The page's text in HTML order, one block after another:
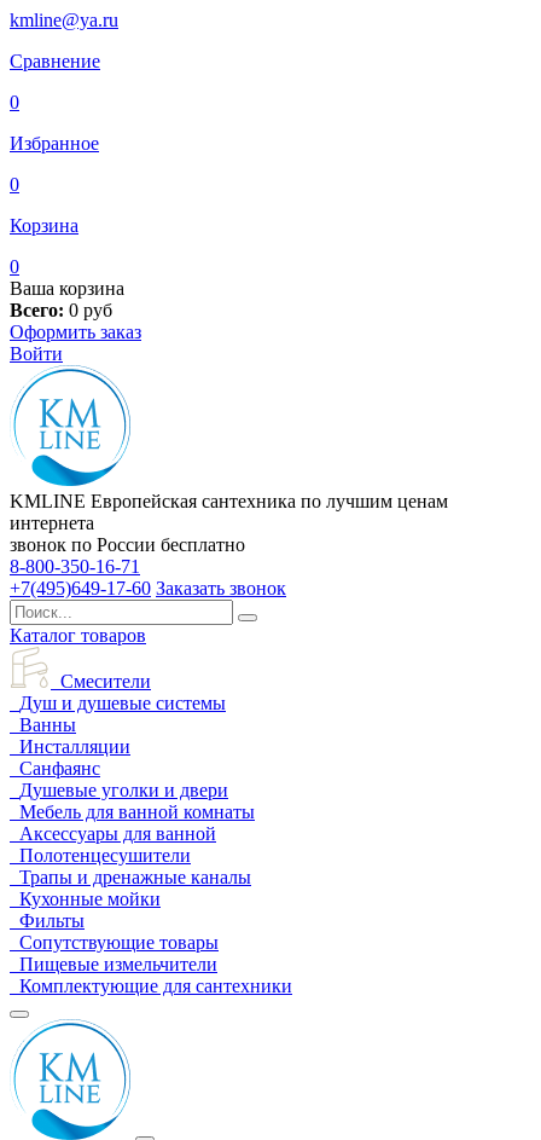
kmline@ya.ru
Сравнение
0
Избранное
0
Корзина
0
Ваша корзина
Всего: 0 руб
Оформить заказ
Войти
KMLINE Европейская сантехника по лучшим ценам
интернета
звонок по России бесплатно
8-800-350-16-71
+7(495)649-17-60 Заказать звонок
Каталог товаров
Смесители
Душ и душевые системы
Ванны
Инсталляции
Санфаянс
Душевые уголки и двери
Мебель для ванной комнаты
Аксессуары для ванной
Полотенцесушители
Трапы и дренажные каналы
Кухонные мойки
Фильты
Сопутствующие товары
Пищевые измельчители
Комплектующие для сантехники